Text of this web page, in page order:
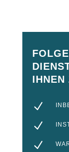
IHNEN
N
N
N